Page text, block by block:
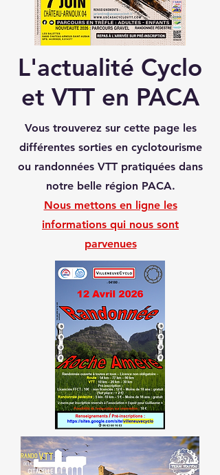
L'actualité Cyclo
et VTT en PACA
Vous trouverez sur cette page les
différentes sorties en cyclotourisme
ou randonnées VTT pratiquées dans
notre belle région PACA.
Nous mettons en ligne les
informations qui nous sont
parvenues